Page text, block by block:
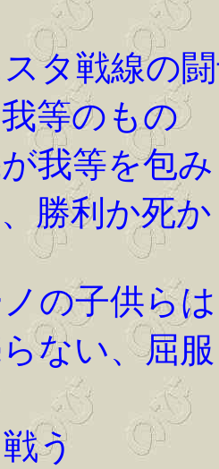
タ戦線の
等のもの
我等を包み
勝利か死か
の子供らは
ない、屈
う